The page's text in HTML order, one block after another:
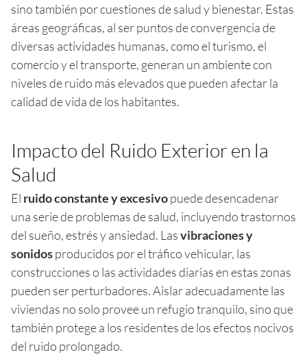
sino también por cuestiones de salud y bienestar. Estas
áreas geográficas, al ser puntos de convergencia de
diversas actividades humanas, como el turismo, el
comercio y el transporte, generan un ambiente con
niveles de ruido más elevados que pueden afectar la
calidad de vida de los habitantes.
Impacto del Ruido Exterior en la
Salud
El ruido constante y excesivopuede desencadenar
una serie de problemas de salud, incluyendo trastornos
del sueño, estrés y ansiedad. Lasvibraciones y
sonidosproducidos por el tráfico vehicular, las
construcciones o las actividades diarias en estas zonas
pueden ser perturbadores. Aislar adecuadamente las
viviendas no solo provee un refugio tranquilo, sino que
también protege a los residentes de los efectos nocivos
del ruido prolongado.